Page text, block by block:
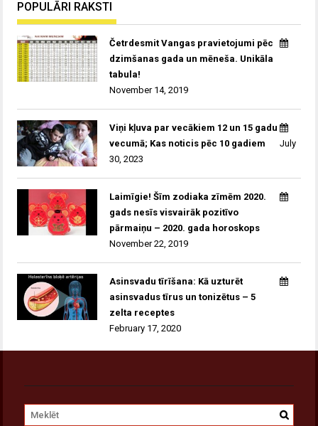
POPULĀRI RAKSTI
Četrdesmit Vangas pravietojumi pēc
dzimšanas gada un mēneša. Unikāla
tabula!
November 14, 2019
Viņi kļuva par vecākiem 12 un 15 gadu
vecumā; Kas noticis pēc 10 gadiem
July
30, 2023
Laimīgie! Šīm zodiaka zīmēm 2020.
gads nesīs visvairāk pozitīvo
pārmaiņu – 2020. gada horoskops
November 22, 2019
Asinsvadu tīrīšana: Kā uzturēt
asinsvadus tīrus un tonizētus – 5
zelta receptes
February 17, 2020